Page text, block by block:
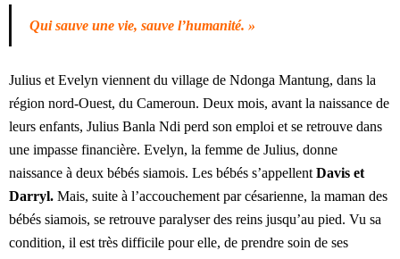
Qui sauve une vie, sauve l’humanité. »
Julius et Evelyn viennent du village de Ndonga Mantung, dans la
région nord-Ouest, du Cameroun. Deux mois, avant la naissance de
leurs enfants, Julius Banla Ndi perd son emploi et se retrouve dans
une impasse financière. Evelyn, la femme de Julius, donne
naissance à deux bébés siamois. Les bébés s’appellent Davis et
Darryl. Mais, suite à l’accouchement par césarienne, la maman des
bébés siamois, se retrouve paralyser des reins jusqu’au pied. Vu sa
condition, il est très difficile pour elle, de prendre soin de ses